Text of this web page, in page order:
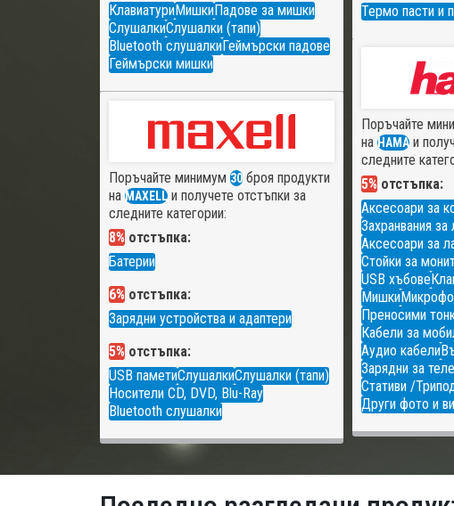
КлавиатуриМишкиПадове за мишки
СлушалкиСлушалки (тапи)
Bluetooth слушалкиГеймърски падове
Геймърски мишки
Термо пасти и
Поръчайте
на HAMAи
следните
5% отстъпка:
Аксесоари за
Захранвания за
Аксесоари за
Стойки за
USB хъбове
Мишки
Преносими
Кабели за
Аудио кабели
Зарядни за
Стативи /
Други фото и
Поръчайте минимум 30 броя продукти
на MAXELL и получете отстъпки за
следните категории:
8% отстъпка:
Батерии
6% отстъпка:
Зарядни устройства и адаптери
5% отстъпка:
USB паметиСлушалкиСлушалки (тапи)
Носители CD, DVD, Blu-Ray
Bluetooth слушалки